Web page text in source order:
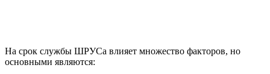
На срок службы ШРУСа влияет множество факторов, но
основными являются: